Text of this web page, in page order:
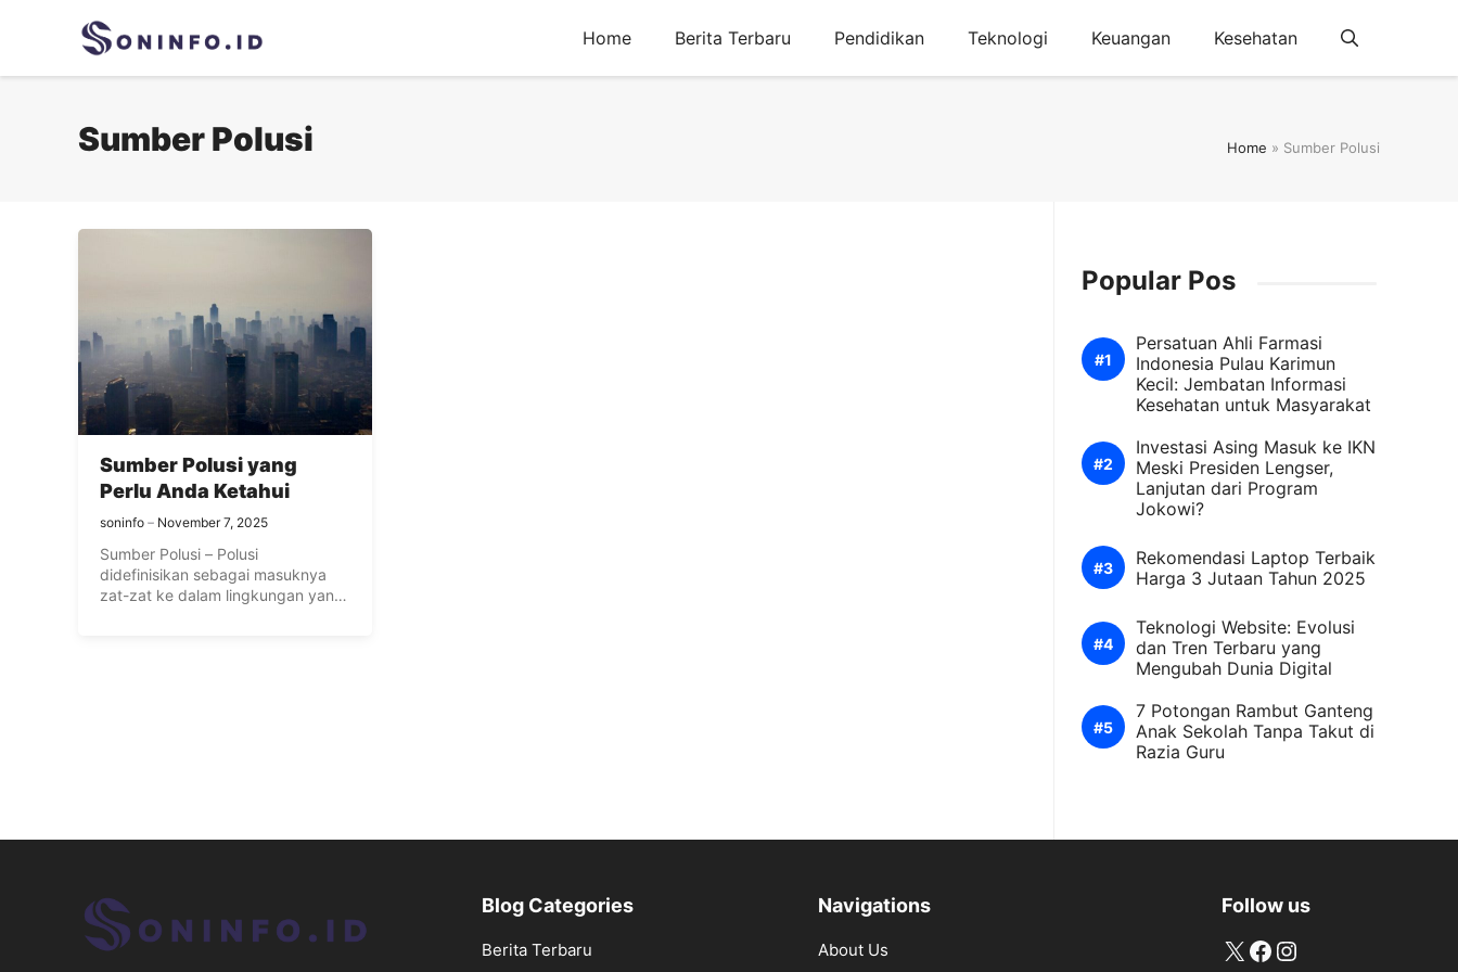
Home Berita Terbaru Pendidikan Teknologi Keuangan Kesehatan
Sumber Polusi Home » Sumber Polusi
Sumber Polusi yang
Perlu Anda Ketahui
soninfo November 7, 2025
Sumber Polusi – Polusi
didefinisikan sebagai masuknya
zat-zat ke dalam lingkungan yang
Popular Pos
Persatuan Ahli Farmasi
Indonesia Pulau Karimun
Kecil: Jembatan Informasi
Kesehatan untuk Masyarakat
Investasi Asing Masuk ke IKN
Meski Presiden Lengser,
Lanjutan dari Program
Jokowi?
Rekomendasi Laptop Terbaik
Harga 3 Jutaan Tahun 2025
Teknologi Website: Evolusi
dan Tren Terbaru yang
Mengubah Dunia Digital
7 Potongan Rambut Ganteng
Anak Sekolah Tanpa Takut di
Razia Guru
Blog Categories
Berita Terbaru
Navigations
About Us
Follow us
X Facebook
Instagram